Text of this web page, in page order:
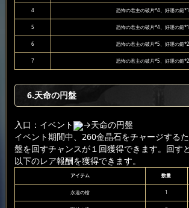
4 恐怖の君主の破片*4、好運の鎚*1
5 恐怖の君主の破片*4、好運の鎚*1
6 恐怖の君主の破片*5、好運の鎚*2
7 恐怖の君主の破片*5、好運の鎚*2
6.天命の円盤
入口：イベント
→天命の円盤
イベント期間中、260金晶石をチャージする
盤を回すチャンスが１回獲得できます。回す
以下のレア報酬を獲得できます。
アイテム 数量
永遠の槍 1